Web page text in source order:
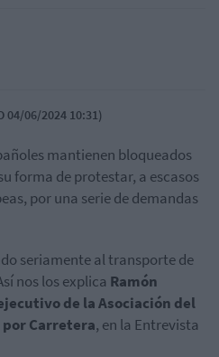
04/06/2024 10:31)
mantienen bloqueados
forma de protestar, a escasos
por una serie de demandas
seriamente al transporte de
nos los explica Ramón
de la Asociación del
Carretera, en la Entrevista